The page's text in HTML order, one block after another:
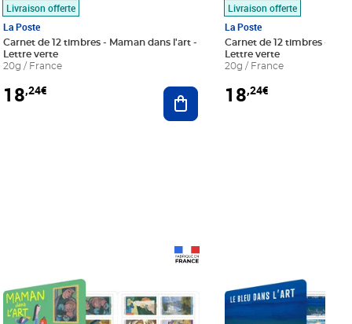
au panier
Livraison offerte
La Poste
Carnet de 12 timbres - Maman dans l'art -
Lettre verte
20g / France
18,24€ Ajouter au panier
Livraison offerte
La Poste
Carnet de 12 timbres - Le
Lettre verte
20g / France
18,24€